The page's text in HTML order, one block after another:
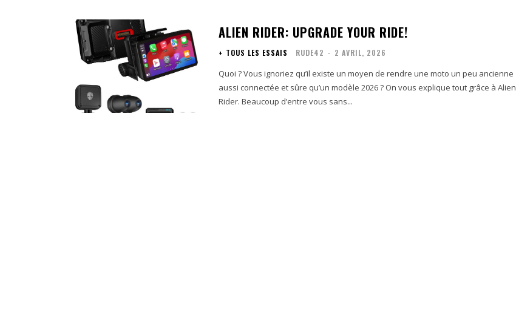
ALIEN RIDER: UPGRADE YOUR RIDE!
+ TOUS LES ESSAIS RUDE42 - 2 AVRIL, 2026
Quoi ? Vous ignoriez qu’il existe un moyen de rendre une moto un peu ancienne
aussi connectée et sûre qu’un modèle 2026 ? On vous explique tout grâce à Alien
Rider. Beaucoup d’entre vous sans...